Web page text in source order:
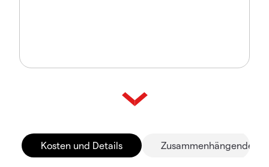
Kosten und Details Zusammenhängende